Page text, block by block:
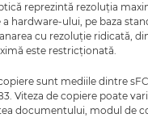
reprezintă rezoluţia
hardware-ului, pe baza
cu rezoluţie ridicată,
este restricţionată.
sunt mediile dintre
Viteza de copiere poate
documentului, modul de